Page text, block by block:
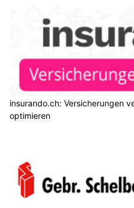
insurando.ch: Versicherungen
optimieren